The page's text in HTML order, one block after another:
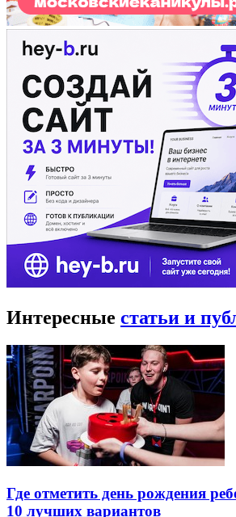
Интересные статьи и
Где отметить день рождения
10 лучших вариантов